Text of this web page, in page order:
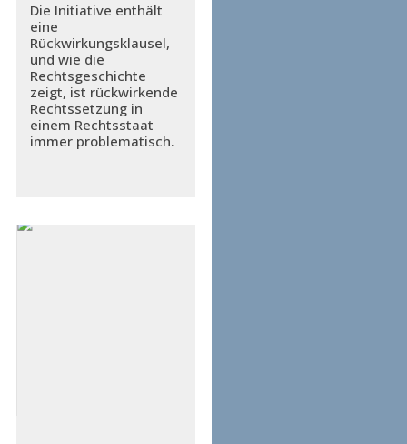
Die Initiative enthält
eine
Rückwirkungsklausel,
und wie die
Rechtsgeschichte
zeigt, ist rückwirkende
Rechtssetzung in
einem Rechtsstaat
immer problematisch.